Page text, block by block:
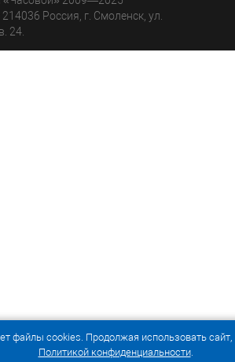
Россия, г. Смоленск, ул.
24.
файлы cookies. Продолжая использовать
Политикой конфиденциальности.